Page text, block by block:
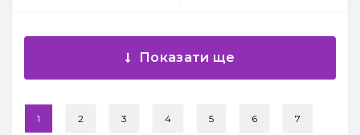
Показати ще
1 2 3 4 5 6 7